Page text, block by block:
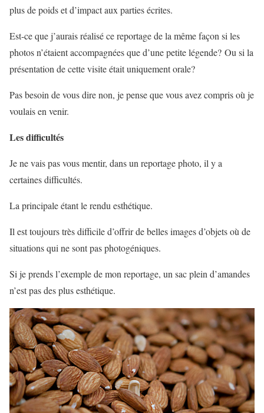
plus de poids et d’impact aux parties écrites.
Est-ce que j’aurais réalisé ce reportage de la même façon si les
photos n’étaient accompagnées que d’une petite légende? Ou si la
présentation de cette visite était uniquement orale?
Pas besoin de vous dire non, je pense que vous avez compris où je
voulais en venir.
Les difficultés
Je ne vais pas vous mentir, dans un reportage photo, il y a
certaines difficultés.
La principale étant le rendu esthétique.
Il est toujours très difficile d’offrir de belles images d’objets où de
situations qui ne sont pas photogéniques.
Si je prends l’exemple de mon reportage, un sac plein d’amandes
n’est pas des plus esthétique.